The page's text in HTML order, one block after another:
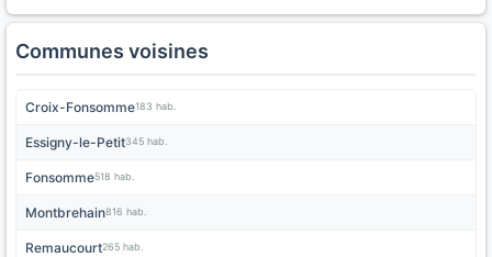
Communes voisines
Croix-Fonsomme183 hab.
Essigny-le-Petit345 hab.
Fonsomme518 hab.
Montbrehain816 hab.
Remaucourt265 hab.